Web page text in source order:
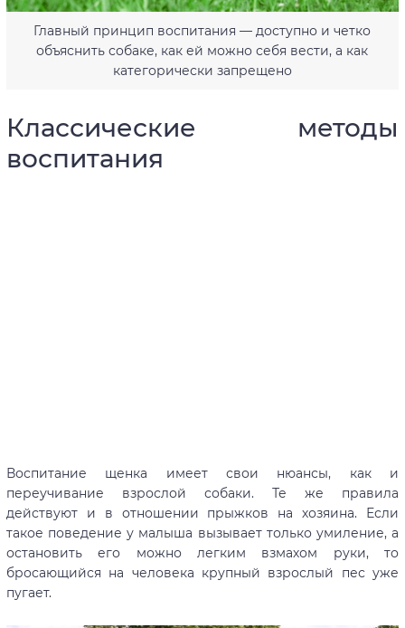
Главный принцип воспитания — доступно и четко
объяснить собаке, как ей можно себя вести, а как
категорически запрещено
Классические методы
воспитания
Воспитание щенка имеет свои нюансы, как и
переучивание взрослой собаки. Те же правила
действуют и в отношении прыжков на хозяина. Если
такое поведение у малыша вызывает только умиление, а
остановить его можно легким взмахом руки, то
бросающийся на человека крупный взрослый пес уже
пугает.